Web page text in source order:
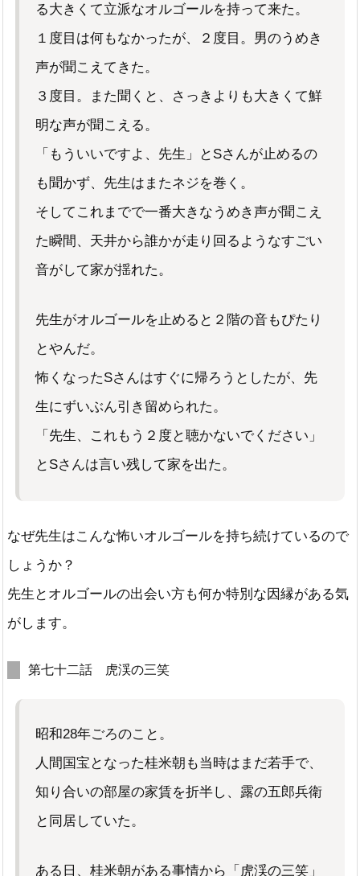
る大きくて立派なオルゴールを持って来た。
１度目は何もなかったが、２度目。男のうめき
声が聞こえてきた。
３度目。また聞くと、さっきよりも大きくて鮮
明な声が聞こえる。
「もういいですよ、先生」とSさんが止めるの
も聞かず、先生はまたネジを巻く。
そしてこれまでで一番大きなうめき声が聞こえ
た瞬間、天井から誰かが走り回るようなすごい
音がして家が揺れた。
先生がオルゴールを止めると２階の音もぴたり
とやんだ。
怖くなったSさんはすぐに帰ろうとしたが、先
生にずいぶん引き留められた。
「先生、これもう２度と聴かないでください」
とSさんは言い残して家を出た。
なぜ先生はこんな怖いオルゴールを持ち続けているので
しょうか？
先生とオルゴールの出会い方も何か特別な因縁がある気
がします。
第七十二話 虎渓の三笑
昭和28年ごろのこと。
人間国宝となった桂米朝も当時はまだ若手で、
知り合いの部屋の家賃を折半し、露の五郎兵衛
と同居していた。
ある日、桂米朝がある事情から「虎渓の三笑」